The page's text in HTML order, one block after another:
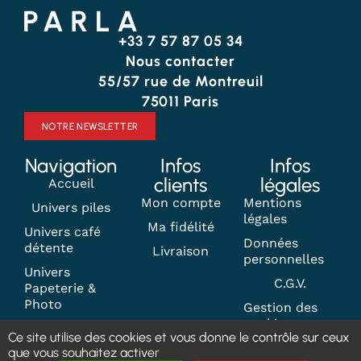
+33 7 57 87 05 34
Nous contacter
55/57 rue de Montreuil
75011 Paris
NOTRE NEWSLETTER
Navigation
Accueil
Univers piles
Univers café
détente
Univers
Papeterie &
Photo
Contact
Infos
clients
Mon compte
Ma fidélité
Livraison
Infos
légales
Mentions
légales
Données
personnelles
C.G.V.
Gestion des
cookies
Ce site utilise des cookies et vous donne le contrôle sur ceux
que vous souhaitez activer